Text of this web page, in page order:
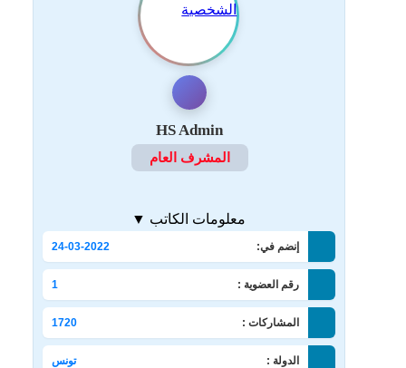
HS Admin
المشرف العام
معلومات الكاتب ▼
إنضم في: 24-03-2022
رقم العضوية : 1
المشاركات : 1720
الدولة : تونس